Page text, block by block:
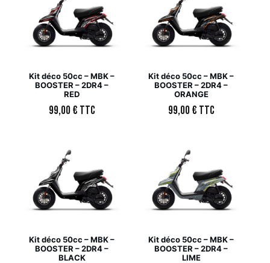
Kit déco 50cc – MBK –
BOOSTER – 2DR4 –
RED
99,00€ TTC
Kit déco 50cc – MBK –
BOOSTER – 2DR4 –
ORANGE
99,00€ TTC
Kit déco 50cc – MBK –
BOOSTER – 2DR4 –
BLACK
Kit déco 50cc – MBK –
BOOSTER – 2DR4 –
LIME